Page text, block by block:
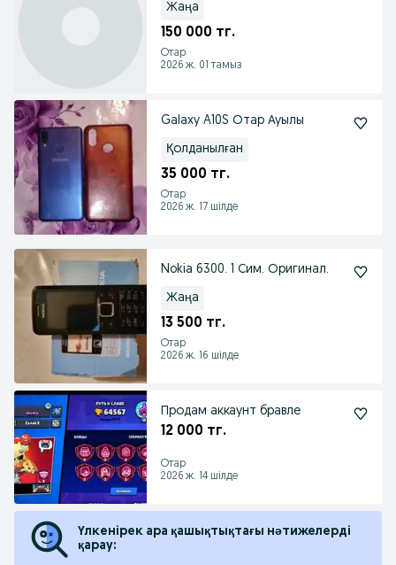
Жаңа
150 000 тг.
Отар
2026 ж. 01 тамыз
Galaxy A10S Отар Ауылы
Қолданылған
35 000 тг.
Отар
2026 ж. 17 шілде
Nokia 6300. 1 Сим. Оригинал.
Жаңа
13 500 тг.
Отар
2026 ж. 16 шілде
Продам аккаунт бравле
12 000 тг.
Отар
2026 ж. 14 шілде
Үлкенірек ара қашықтықтағы нәтижелерді
қарау: